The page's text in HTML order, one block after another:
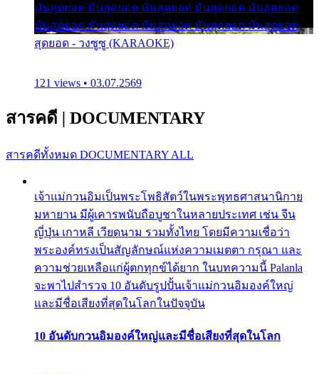
มันสุดยอด มันสุดยอด มันสุดยอด มันสุดยอด มันสุดยอด
มันสุดยอด มันสุดยอด มันสุดยอด มันสุดยอด มันสุดยอด
สุดยอด - วงซูซู (KARAOKE)
121 views • 03.07.2569
สารคดี | DOCUMENTARY
สารคดีทั้งหมด DOCUMENTARY ALL
เจ้าแม่กวนอิมเป็นพระโพธิสัตว์ในพระพุทธศาสนานิกาย
มหายาน มีผู้เคารพนับถือบูชาในหลายประเทศ เช่น จีน
ญี่ปุ่น เกาหลี เวียดนาม รวมทั้งไทย โดยมีความเชื่อว่า
พระองค์ทรงเป็นสัญลักษณ์แห่งความเมตตา กรุณา และ
ความช่วยเหลือแก่ผู้ตกทุกข์ได้ยาก ในบทความนี้ Palanla
จะพาไปสำรวจ 10 อันดับรูปปั้นเจ้าแม่กวนอิมองค์ใหญ่
และมีชื่อเสียงที่สุดในโลกในปัจจุบัน
10 อันดับกวนอิมองค์ใหญ่และมีชื่อเสียงที่สุดในโลก